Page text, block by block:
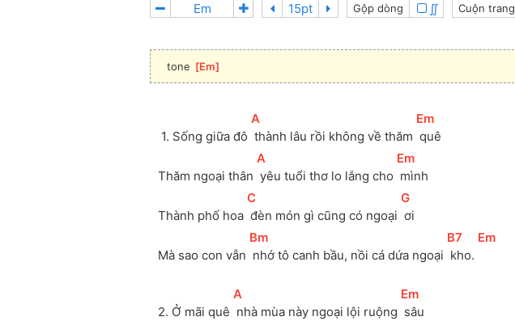
Gộp dòng ∬ Cuộn trang
tone [Em
1. Sống giữa đô
[
A
thành lâu rồi không về thăm
[Em
quê
Thăm ngoại thân
[
A
yêu tuổi thơ lo lắng cho
[Em
mình
Thành phố hoa
[
C
đèn món gì cũng có ngoại
[
G
ơi
Mà sao con vẫn
[Bm
nhớ tô canh bầu, nồi cá dứa ngoại
[B7
kho.
[Em
2. Ở mãi quê
[
A
nhà mùa này ngoại lội ruộng
[Em
sâu